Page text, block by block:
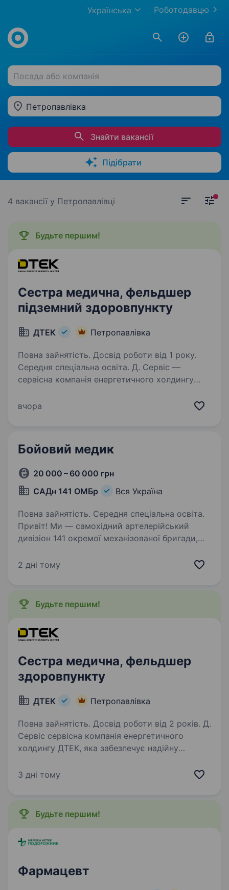
Роботодавцю
Українська
Посада або компанія
Петропавлівка
Знайти вакансії
Підібрати
4 вакансії у Петропавлівці
Будьте першим!
Сестра медична, фельдшер
підземний здоровпункту
ДТЕК Петропавлівка
Повна зайнятість. Досвід роботи від 1 року.
Середня спеціальна освіта. Д. Сервіс —
сервісна компанія енергетичного холдингу
підтримку бізнесам групи. Щодня
вчора
Бойовий медик
20 000 – 60 000 грн
САДн 141 ОМБр
Вся Україна
Повна зайнятість. Середня спеціальна освіта.
Привіт! Ми — самохідний артелерійський
дивізіон 141 окремої механізованої бригади,
бореться за мир і безпеку України. Наше
2 дні тому
Будьте першим!
Сестра медична, фельдшер
здоровпункту
ДТЕК Петропавлівка
Повна зайнятість. Досвід роботи від 2 років. Д.
Сервіс сервісна компанія енергетичного
холдингу ДТЕК, яка забезпечує надійну
ми створюємо комфортне, ефективне
3 дні тому
Будьте першим!
Фармацевт